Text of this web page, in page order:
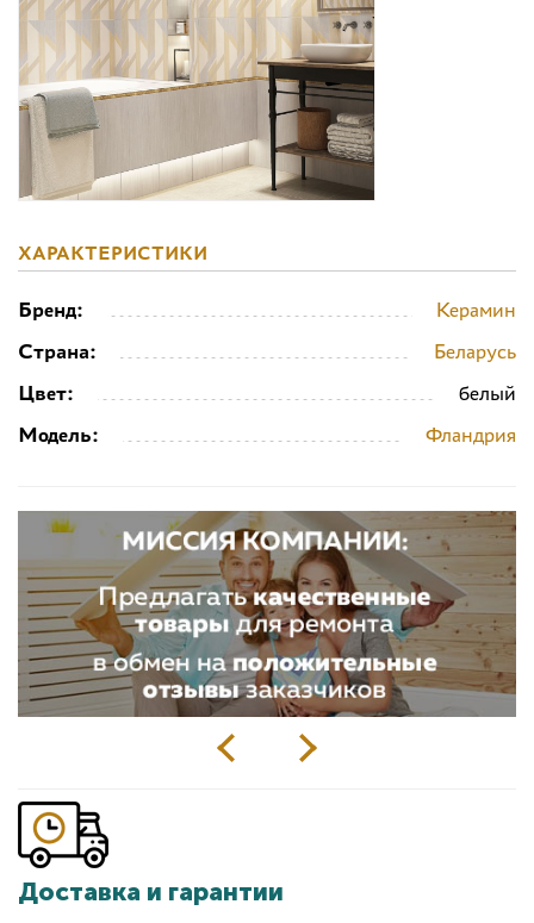
ХАРАКТЕРИСТИКИ
Бренд:
Керамин
Страна:
Беларусь
Цвет:
белый
Модель:
Фландрия
Доставка и гарантии